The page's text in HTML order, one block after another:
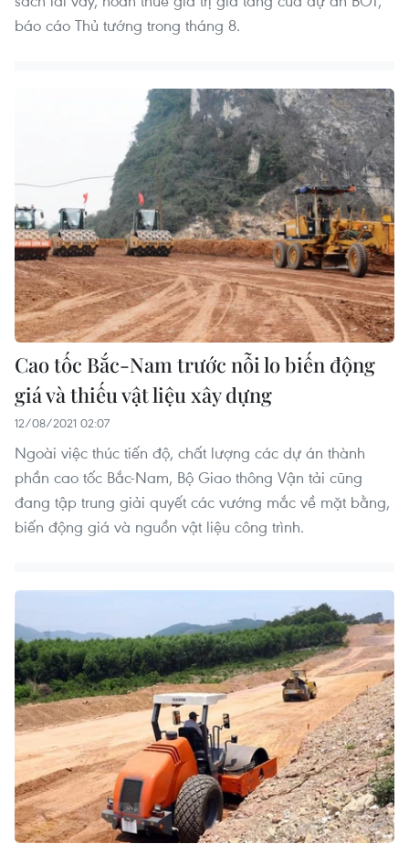
báo cáo Thủ tướng trong tháng 8.
Cao tốc Bắc-Nam trước nỗi lo biến động
giá và thiếu vật liệu xây dựng
12/08/2021 02:07
Ngoài việc thúc tiến độ, chất lượng các dự án thành
phần cao tốc Bắc-Nam, Bộ Giao thông Vận tải cũng
đang tập trung giải quyết các vướng mắc về mặt bằng,
biến động giá và nguồn vật liệu công trình.